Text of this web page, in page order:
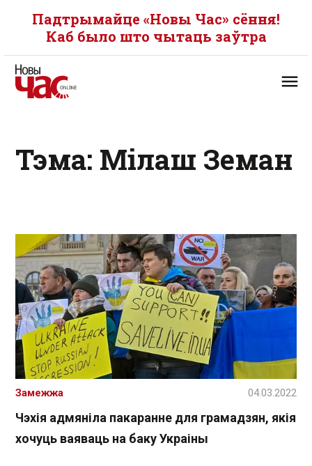
Падтрымайце «Новы Час» сёння!
Каб было што чытаць заўтра
Тэма: Мілаш Земан
Чэхія адмяніла пакаранне для грамадзян, якія
хочуць ваяваць на баку Украіны
Замежжа 04.03.2022